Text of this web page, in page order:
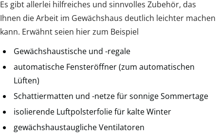
Es gibt allerlei hilfreiches und sinnvolles Zubehör, das
Ihnen die Arbeit im Gewächshaus deutlich leichter machen
kann. Erwähnt seien hier zum Beispiel
Gewächshaustische und -regale
automatische Fensteröffner (zum automatischen
Lüften)
Schattiermatten und -netze für sonnige Sommertage
isolierende Luftpolsterfolie für kalte Winter
gewächshaustaugliche Ventilatoren